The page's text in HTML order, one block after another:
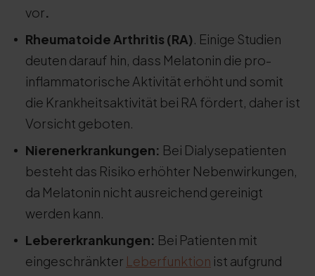
vor.
Rheumatoide Arthritis (RA). Einige Studien
deuten darauf hin, dass Melatonin die pro-
inflammatorische Aktivität erhöht und somit
die Krankheitsaktivität bei RA fördert, daher ist
Vorsicht geboten.
Nierenerkrankungen: Bei Dialysepatienten
besteht das Risiko erhöhter Nebenwirkungen,
da Melatonin nicht ausreichend gereinigt
werden kann.
Lebererkrankungen: Bei Patienten mit
eingeschränkter Leberfunktion ist aufgrund